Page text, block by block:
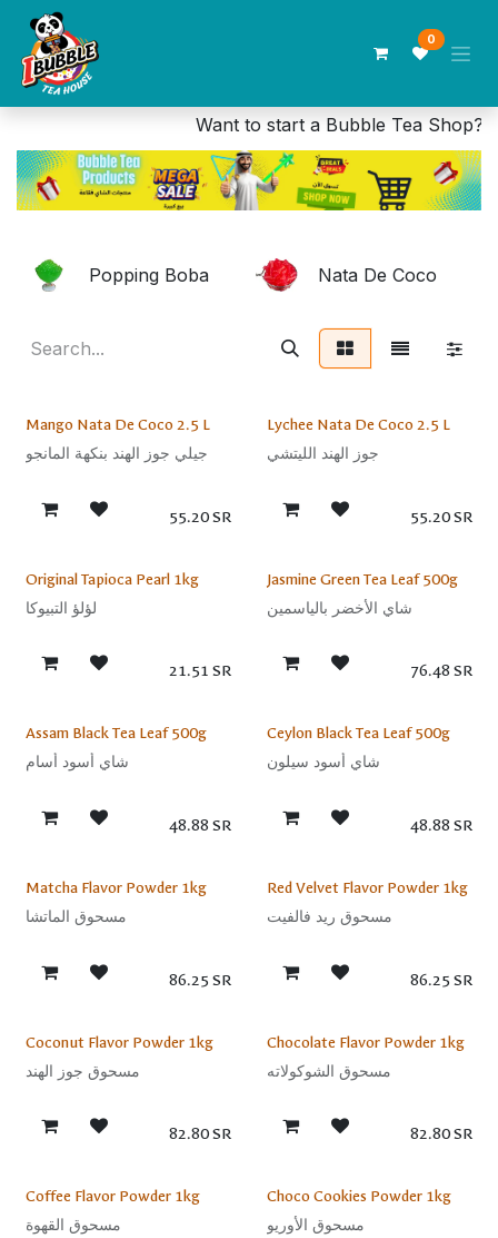
Skip to Content
0
Want to start a Bubble Tea Shop?
Popping Boba Nata De Coco
Sale
Mango Nata De Coco 2.5 L
جيلي جوز الهند بنكهة المانجو
55.20SR
Sale
Lychee Nata De Coco 2.5 L
جوز الهند الليتشي
55.20SR
Sale
Original Tapioca Pearl 1kg
لؤلؤ التبيوكا
21.51 SR
Sale
Jasmine Green Tea Leaf 500g
شاي الأخضر بالياسمين
76.48 SR
Sale
Assam Black Tea Leaf 500g
شاي أسود أسام
48.88 SR
Sale
Ceylon Black Tea Leaf 500g
شاي أسود سيلون
48.88 SR
Sale
Matcha Flavor Powder 1kg
مسحوق الماتشا
86.25 SR
Sale
Red Velvet Flavor Powder 1kg
مسحوق ريد فالفيت
86.25 SR
Sale
Coconut Flavor Powder 1kg
مسحوق جوز الهند
82.80SR
Sale
Chocolate Flavor Powder 1kg
مسحوق الشوكولاته
82.80SR
Sale
Coffee Flavor Powder 1kg
مسحوق القهوة
Sale
Choco Cookies Powder 1kg
مسحوق الأوريو